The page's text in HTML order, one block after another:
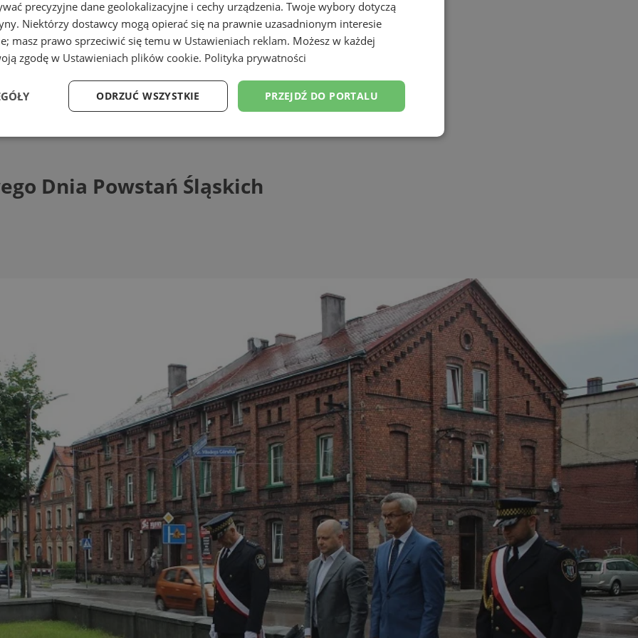
Powstań Śląskich
Dnia Powstań Śląskich
precyzyjne dane geolokalizacyjne i cechy urządzenia. Twoje wybory dotyczą
Niektórzy dostawcy mogą opierać się na prawnie uzasadnionym interesie
masz prawo sprzeciwić się temu w Ustawieniach reklam. Możesz w każdej
zgodę w Ustawieniach plików cookie. Polityka prywatności
PRZEJDŹ DO PORTALU
ODRZUĆ WSZYSTKIE
Wydajność Targetowanie Funkcjonalność Niesklasyfikowane
Ten plik cookie przechowuje identyfikator sesji.
Ten plik cookie przechowuje identyfikator sesji.
Ten plik cookie przechowuje identyfikator sesji.
.tiktok.com 1 tydzień 3 dni
Ten plik cookie jest używany do celów
uwierzytelniania i bezpieczeństwa, zapewniając, że
użytkownicy pozostają zalogowani, a ich dane są
zabezpieczone, jak poruszać się przez witrynę
internetową lub interakcji z jej usług.
Cloudflare Inc.
.x.com
30 minut
Ten plik cookie służy do rozróżniania ludzi i botów.
Jest to korzystne dla strony internetowej, ponieważ
umożliwia tworzenie ważnych raportów na temat
korzystania z jej witryny internetowej.
Cloudflare Inc.
.twitter.com
29 minut 59
sekund
Ten plik cookie służy do rozróżniania ludzi i botów.
Jest to korzystne dla strony internetowej, ponieważ
umożliwia tworzenie ważnych raportów na temat
korzystania z jej witryny internetowej.
YouTube
.youtube.com
5 miesięcy 4
tygodnie
Ten plik cookie jest używany do przechowywania
zgody użytkownika i wyboru prywatności dla ich
interakcji z witryną. Rejestruje dane dotyczące
zgody odwiedzającego na różne polityki i
ustawienia prywatności, zapewniając, że ich
preferencje zostaną uhonorowane w przyszłych
sesjach.
Ten plik cookie jest używany przez usługę Cookie-
Polityce prywatności Google